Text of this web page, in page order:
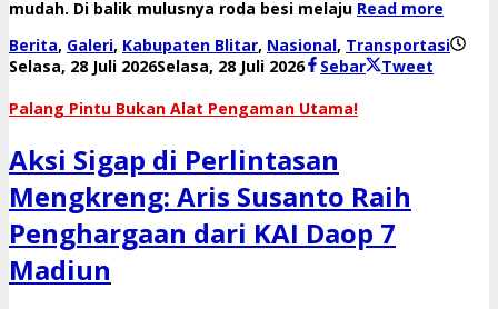
mudah. Di balik mulusnya roda besi melaju Read more
Berita, Galeri, Kabupaten Blitar, Nasional, Transportasi
Selasa, 28 Juli 2026Selasa, 28 Juli 2026olehSebar
Tweet
Palang Pintu Bukan Alat Pengaman Utama!
Aksi Sigap di Perlintasan
Mengkreng: Aris Susanto Raih
Penghargaan dari KAI Daop 7
Madiun